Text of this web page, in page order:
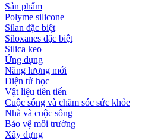
Sản phẩm
Polyme silicone
Silan đặc biệt
Siloxanes đặc biệt
Silica keo
Ứng dụng
Năng lượng mới
Điện tử học
Vật liệu tiên tiến
Cuộc sống và chăm sóc sức khỏe
Nhà và cuộc sống
Bảo vệ môi trường
Xây dựng